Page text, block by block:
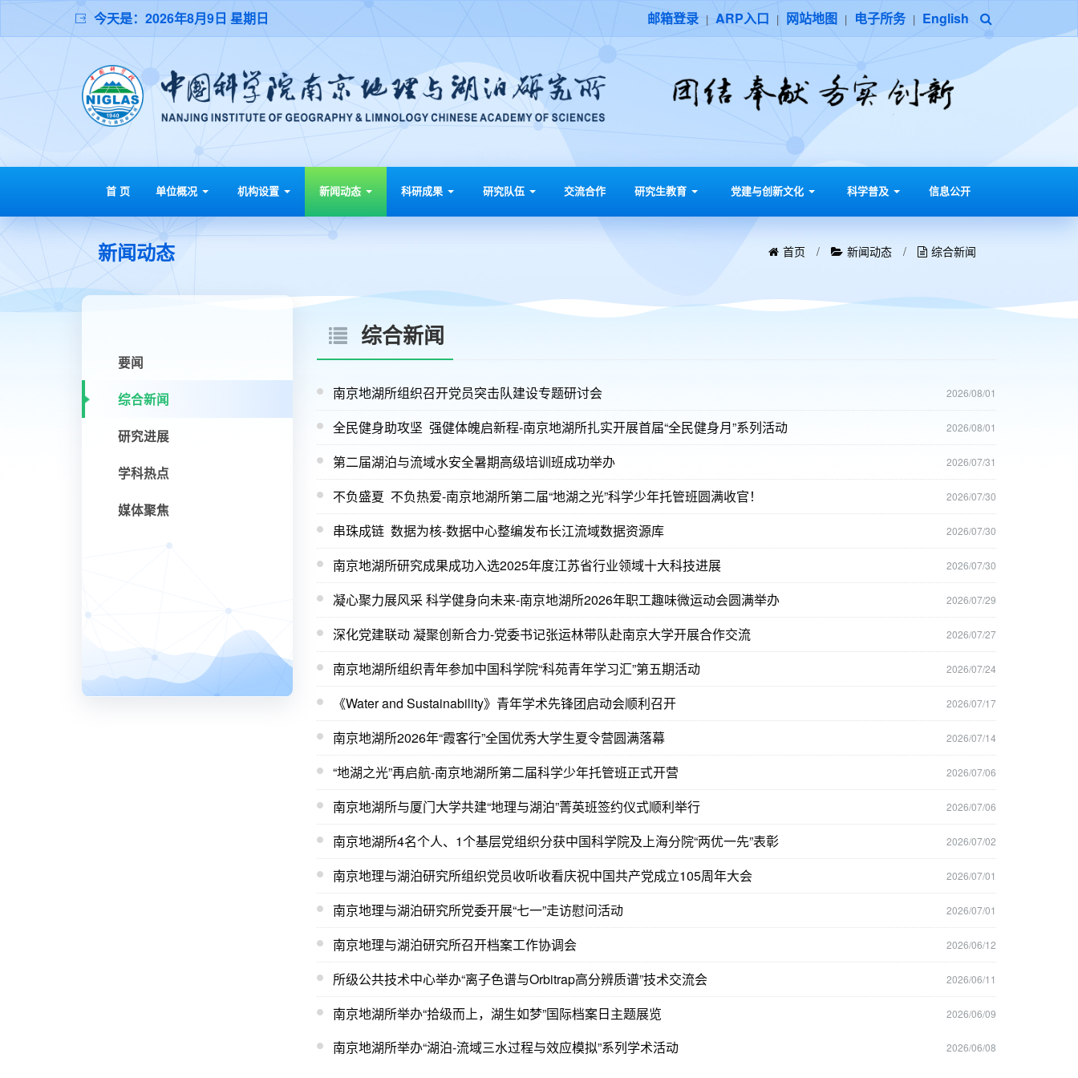
今天是： 2026年8月9日 星期日 邮箱登录 | ARP入口 | 网站地图 | 电子所务 | English
首 页 单位概况 机构设置 新闻动态 科研成果 研究队伍 交流合作 研究生教育 党建与创新文化 科学普及 信息公开
新闻动态 首页 / 新闻动态 / 综合新闻
要闻
综合新闻
研究进展
学科热点
媒体聚焦
综合新闻
2026/08/01
南京地湖所组织召开党员突击队建设专题研讨会
2026/08/01
全民健身助攻坚 强健体魄启新程-南京地湖所扎实开展首届“全民健身月”系列活动
2026/07/31
第二届湖泊与流域水安全暑期高级培训班成功举办
2026/07/30
不负盛夏 不负热爱-南京地湖所第二届“地湖之光”科学少年托管班圆满收官！
2026/07/30
串珠成链 数据为核-数据中心整编发布长江流域数据资源库
2026/07/30
南京地湖所研究成果成功入选2025年度江苏省行业领域十大科技进展
2026/07/29
凝心聚力展风采 科学健身向未来-南京地湖所2026年职工趣味微运动会圆满举办
2026/07/27
深化党建联动 凝聚创新合力-党委书记张运林带队赴南京大学开展合作交流
2026/07/24
南京地湖所组织青年参加中国科学院“科苑青年学习汇”第五期活动
2026/07/17
《Water and Sustainability》青年学术先锋团启动会顺利召开
2026/07/14
南京地湖所2026年“霞客行”全国优秀大学生夏令营圆满落幕
2026/07/06
“地湖之光”再启航-南京地湖所第二届科学少年托管班正式开营
2026/07/06
南京地湖所与厦门大学共建“地理与湖泊”菁英班签约仪式顺利举行
2026/07/02
南京地湖所4名个人、1个基层党组织分获中国科学院及上海分院“两优一先”表彰
2026/07/01
南京地理与湖泊研究所组织党员收听收看庆祝中国共产党成立105周年大会
2026/07/01
南京地理与湖泊研究所党委开展“七一”走访慰问活动
2026/06/12
南京地理与湖泊研究所召开档案工作协调会
2026/06/11
所级公共技术中心举办“离子色谱与Orbitrap高分辨质谱”技术交流会
2026/06/09
南京地湖所举办“拾级而上，湖生如梦”国际档案日主题展览
2026/06/08
南京地湖所举办“湖泊-流域三水过程与效应模拟”系列学术活动